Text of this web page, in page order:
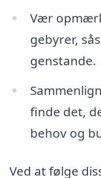
Vær
gebyrer,
genstande.
finde det,
behov og
Ved at følge